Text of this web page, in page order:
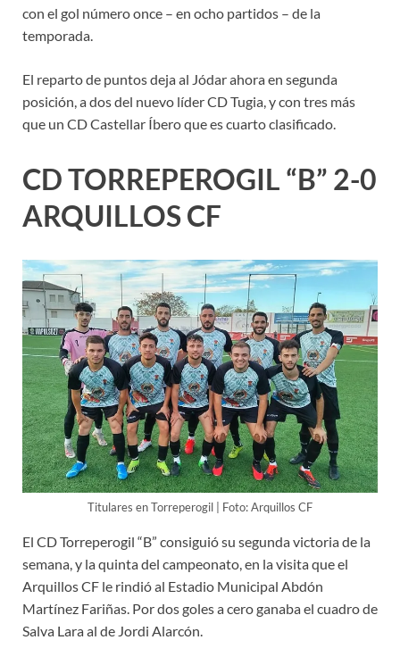
con el gol número once – en ocho partidos – de la
temporada.
El reparto de puntos deja al Jódar ahora en segunda
posición, a dos del nuevo líder CD Tugia, y con tres más
que un CD Castellar Íbero que es cuarto clasificado.
CD TORREPEROGIL “B” 2-0
ARQUILLOS CF
Titulares en Torreperogil | Foto: Arquillos CF
El CD Torreperogil “B” consiguió su segunda victoria de la
semana, y la quinta del campeonato, en la visita que el
Arquillos CF le rindió al Estadio Municipal Abdón
Martínez Fariñas. Por dos goles a cero ganaba el cuadro de
Salva Lara al de Jordi Alarcón.